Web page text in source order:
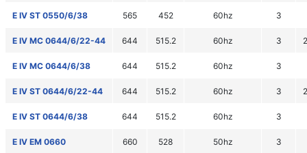
E IV ST 0550/6/38 565 452 60hz 3
E IV MC 0644/6/22-44 644 515.2 60hz 3
E IV MC 0644/6/38 644 515.2 60hz 3
E IV ST 0644/6/22-44 644 515.2 60hz 3
E IV ST 0644/6/38 644 515.2 60hz 3
E IV EM 0660 660 528 50hz 3